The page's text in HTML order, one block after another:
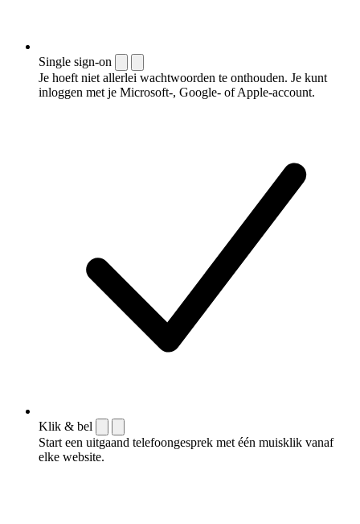
Single sign-on
Je hoeft niet allerlei wachtwoorden te onthouden. Je kunt
inloggen met je Microsoft-, Google- of Apple-account.
Klik & bel
Start een uitgaand telefoongesprek met één muisklik vanaf
elke website.